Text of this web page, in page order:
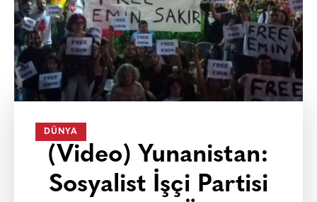
DÜNYA
(Video) Yunanistan:
Sosyalist İşçi Partisi